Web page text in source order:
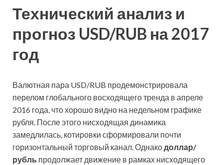
Технический анализ и
прогноз USD/RUB на 2017
год
Валютная пара USD/RUB продемонстрировала
перелом глобального восходящего тренда в апреле
2016 года, что хорошо видно на недельном графике
рубля. После этого нисходящая динамика
замедлилась, котировки сформировали почти
горизонтальный торговый канал. Однакодоллар/
рубль продолжает движение в рамках нисходящего